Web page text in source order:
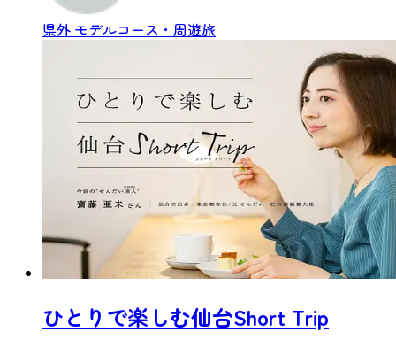
県外 モデルコース・周遊旅
ひとりで楽しむ仙台Short Trip